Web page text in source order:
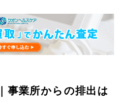
事業所からの排出は